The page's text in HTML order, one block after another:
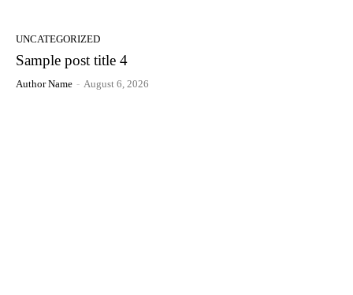
UNCATEGORIZED
Sample post title 4
Author Name - August 6, 2026